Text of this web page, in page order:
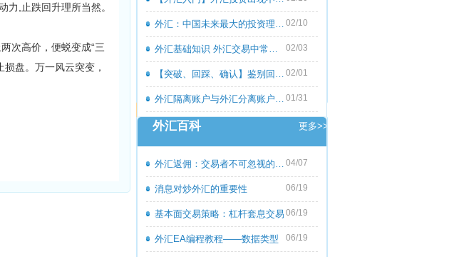
力,止跌回升理所当然。
次高价，便蜕变成“三
盘。万一风云突变，
外汇：中国未来最大的投资理财市场 02/10
外汇基础知识 外汇交易中常见的外汇专用 02/03
【突破、回踩、确认】鉴别回撤和倒退 02/01
外汇隔离账户与外汇分离账户的区别 01/31
外汇百科 更多>>
外汇返佣：交易者不可忽视的隐藏收益 04/07
消息对炒外汇的重要性 06/19
基本面交易策略：杠杆套息交易 06/19
外汇EA编程教程――数据类型 06/19